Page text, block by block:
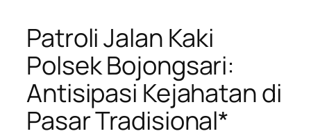
Patroli Jalan Kaki
Polsek Bojongsari:
Antisipasi Kejahatan di
Pasar Tradisional*